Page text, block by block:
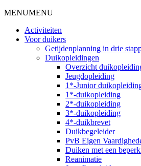
MENUMENU
Activiteiten
Voor duikers
Getijdenplanning in drie
Duikopleidingen
Overzicht
Jeugdopleiding
1*-Junior
1*-duikopleiding
2*-duikopleiding
3*-duikopleiding
4*-duikbrevet
Duikbegeleider
PvB Eigen
Duiken met een
Reanimatie